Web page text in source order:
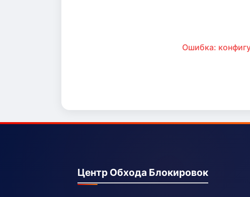
Ошибка:
Центр Обхода Блокировок